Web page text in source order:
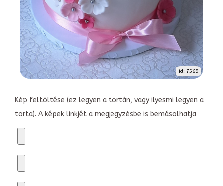
id: 7569
Kép feltöltése (ez legyen a tortán, vagy ilyesmi legyen a
torta). A képek linkjét a megjegyzésbe is bemásolhatja